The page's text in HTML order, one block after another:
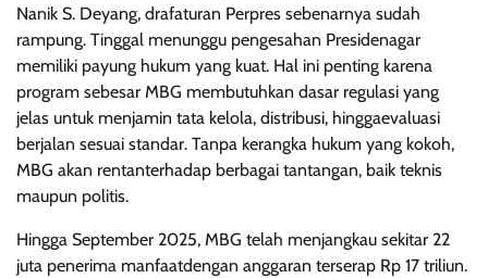
Nanik S. Deyang, drafaturan Perpres sebenarnya sudah
rampung. Tinggal menunggu pengesahan Presidenagar
memiliki payung hukum yang kuat. Hal ini penting karena
program sebesar MBG membutuhkan dasar regulasi yang
jelas untuk menjamin tata kelola, distribusi, hinggaevaluasi
berjalan sesuai standar. Tanpa kerangka hukum yang kokoh,
MBG akan rentanterhadap berbagai tantangan, baik teknis
maupun politis.
Hingga September 2025, MBG telah menjangkau sekitar 22
juta penerima manfaatdengan anggaran terserap Rp 17 triliun.